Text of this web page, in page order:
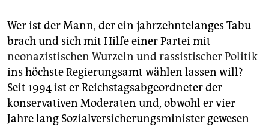
Wer ist der Mann, der ein jahrzehntelanges Tabu
brach und sich mit Hilfe einer Partei mit
neonazistischen Wurzeln und rassistischer Politik
ins höchste Regierungsamt wählen lassen will?
Seit 1994 ist er Reichstagsabgeordneter der
konservativen Moderaten und, obwohl er vier
Jahre lang Sozialversicherungsminister gewesen